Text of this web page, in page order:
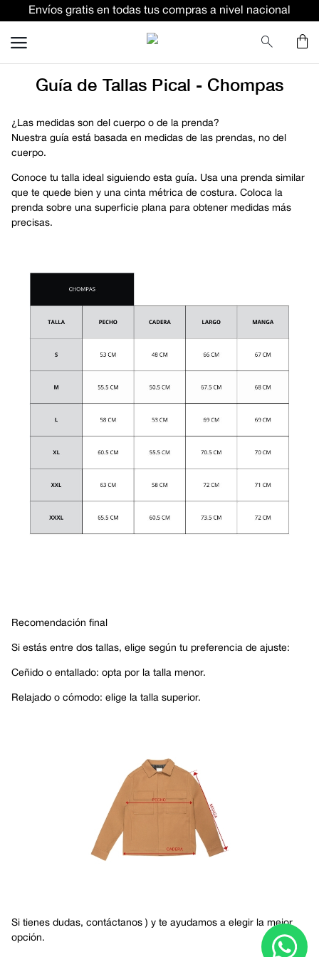
Envíos gratis en todas tus compras a nivel nacional
Guía de Tallas Pical - Chompas
¿Las medidas son del cuerpo o de la prenda?
Nuestra guía está basada en medidas de las prendas, no del
cuerpo.
Conoce tu talla ideal siguiendo esta guía. Usa una prenda similar
que te quede bien y una cinta métrica de costura. Coloca la
prenda sobre una superficie plana para obtener medidas más
precisas.
Recomendación final
Si estás entre dos tallas, elige según tu preferencia de ajuste:
Ceñido o entallado: opta por la talla menor.
Relajado o cómodo: elige la talla superior.
Si tienes dudas, contáctanos ) y te ayudamos a elegir la mejor
opción.
TÉRMINOS MÁS BUSCADOS
terno
ternos
corbata
camiseta
polo
comfort fit camisas